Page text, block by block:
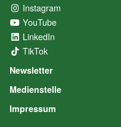
Instagram
YouTube
LinkedIn
TikTok
Newsletter
Medienstelle
Impressum